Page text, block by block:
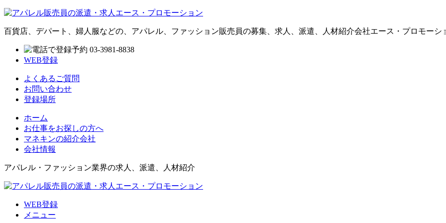
百貨店、デパート、婦人服などの、アパレル、ファッション販売員の募集、求人、派遣、人材紹介会社エース・プロモーシ
WEB登録
よくあるご質問
お問い合わせ
登録場所
ホーム
お仕事をお探しの方へ
マネキンの紹介会社
会社情報
アパレル・ファッション業界の求人、派遣、人材紹介
WEB登録
メニュー